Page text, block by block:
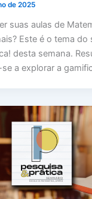
de 2025
suas aulas de
Este é o tema do
desta semana.
a explorar a